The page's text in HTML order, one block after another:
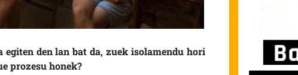
den lan bat da, zuek isolamendu hori
prozesu honek?